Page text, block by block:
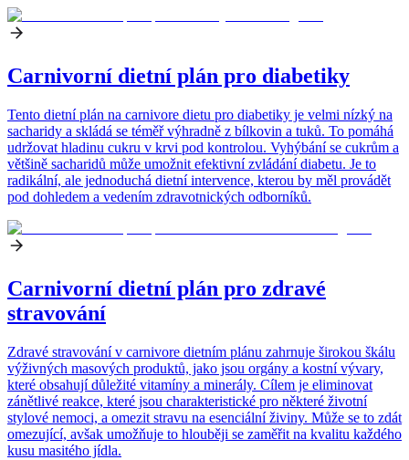
Carnivorní dietní plán pro diabetiky
Tento dietní plán na carnivore dietu pro diabetiky je velmi nízký na
sacharidy a skládá se téměř výhradně z bílkovin a tuků. To pomáhá
udržovat hladinu cukru v krvi pod kontrolou. Vyhýbání se cukrům a
většině sacharidů může umožnit efektivní zvládání diabetu. Je to
radikální, ale jednoduchá dietní intervence, kterou by měl provádět
pod dohledem a vedením zdravotnických odborníků.
Carnivorní dietní plán pro zdravé
stravování
Zdravé stravování v carnivore dietním plánu zahrnuje širokou škálu
výživných masových produktů, jako jsou orgány a kostní vývary,
které obsahují důležité vitamíny a minerály. Cílem je eliminovat
zánětlivé reakce, které jsou charakteristické pro některé životní
stylové nemoci, a omezit stravu na esenciální živiny. Může se to zdát
omezující, avšak umožňuje to hlouběji se zaměřit na kvalitu každého
kusu masitého jídla.